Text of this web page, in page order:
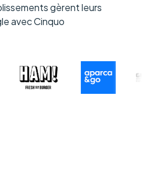
gèrent leurs
avec Cinquo